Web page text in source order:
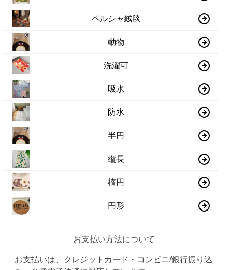
ペルシャ絨毯
動物
洗濯可
吸水
防水
半円
縦長
楕円
円形
お支払い方法について
お支払いは、クレジットカード・コンビニ/銀行振り込